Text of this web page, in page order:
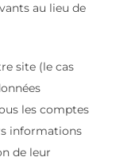
au lieu de
site (le cas
les comptes
informations
de leur